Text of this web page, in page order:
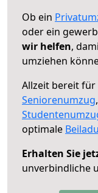
Ob ein
oder ein
wir helfen,
umziehen
Allzeit bereit für
Seniorenumzug,
optimale
Erhalten Sie
unverbindliche